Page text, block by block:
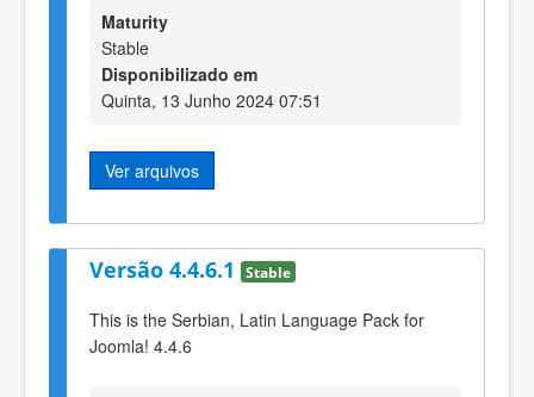
Maturity
Stable
Disponibilizado em
Quinta, 13 Junho 2024 07:51
Ver arquivos
Versão 4.4.6.1 Stable
This is the Serbian, Latin Language Pack for
Joomla! 4.4.6